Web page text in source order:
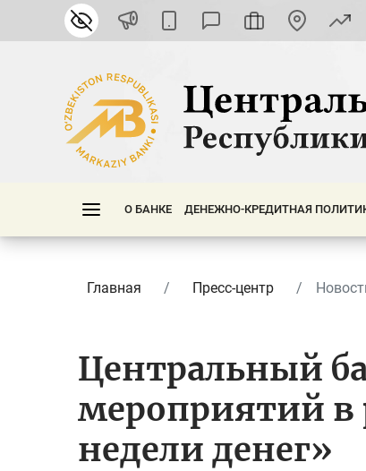
О БАНКЕ ДЕНЕЖНО-КРЕДИТНАЯ
Главная Пресс-центр
Центральный
мероприятий в
недели денег»